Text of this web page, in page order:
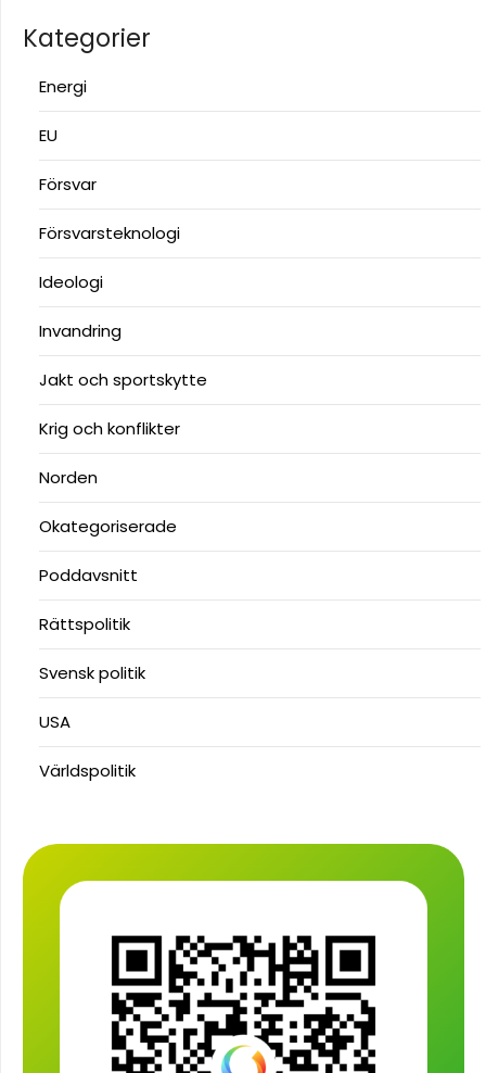
Kategorier
Energi
EU
Försvar
Försvarsteknologi
Ideologi
Invandring
Jakt och sportskytte
Krig och konflikter
Norden
Okategoriserade
Poddavsnitt
Rättspolitik
Svensk politik
USA
Världspolitik